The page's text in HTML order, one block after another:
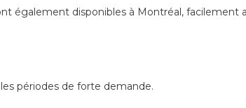
également disponibles à Montréal, facilement
périodes de forte demande.